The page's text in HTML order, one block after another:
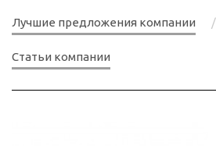
Лучшие предложения компании
Статьи компании